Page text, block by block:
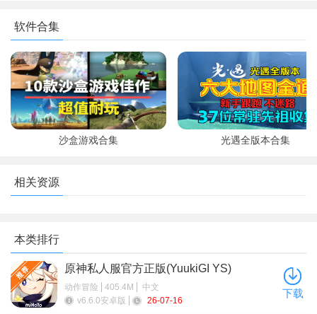
证下载
软件合集
沙盒游戏合集 光遇全版本合集
相关资源
本类排行
原神私人服官方正版(YuukiGI YS)
动作冒险 405.4M
中文
v6.6.0安卓版
26-07-16
下载